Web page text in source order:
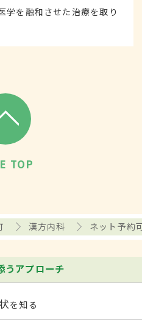
学を融和させた治療を取り
TOP
漢方内科 ネット予約
うアプローチ
を知る